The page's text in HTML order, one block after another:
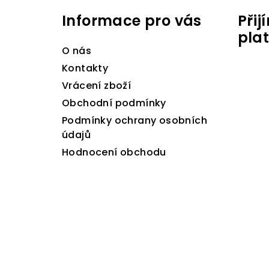
Informace pro vás
O nás
Kontakty
Vrácení zboží
Obchodní podmínky
Podmínky ochrany osobních
údajů
Hodnocení obchodu